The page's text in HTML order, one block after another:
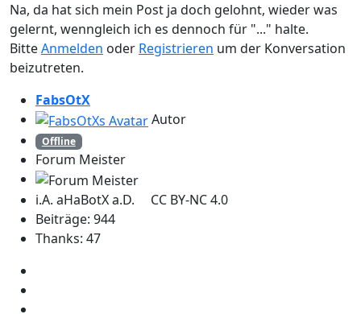
Na, da hat sich mein Post ja doch gelohnt, wieder was
gelernt, wenngleich ich es dennoch für "..." halte.
BitteAnmelden oder Registrieren um der Konversation
beizutreten.
FabsOtX
Autor
Offline
Forum Meister
i.A. aHaBotX a.D. CC BY-NC 4.0
Beiträge: 944
Thanks: 47